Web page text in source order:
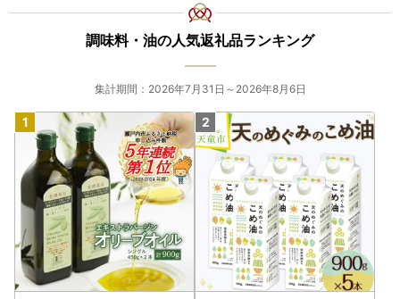
調味料・油の人気返礼品ランキング
集計期間：2026年7月31日～2026年8月6日